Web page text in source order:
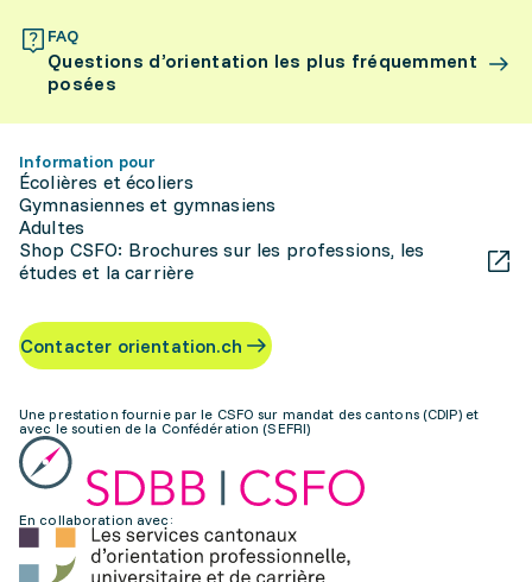
FAQ
Questions d’orientation les plus fréquemment
posées
Information pour
Écolières et écoliers
Gymnasiennes et gymnasiens
Adultes
Shop CSFO: Brochures sur les professions, les
études et la carrière
Contacter orientation.ch
Une prestation fournie par le CSFO sur mandat des cantons (CDIP) et
avec le soutien de la Confédération (SEFRI)
En collaboration avec: